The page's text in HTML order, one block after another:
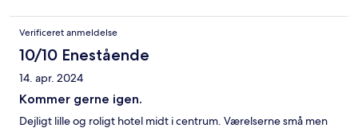
Verificeret anmeldelse
10/10 Enestående
14. apr. 2024
Kommer gerne igen.
Dejligt lille og roligt hotel midt i centrum. Værelserne små men